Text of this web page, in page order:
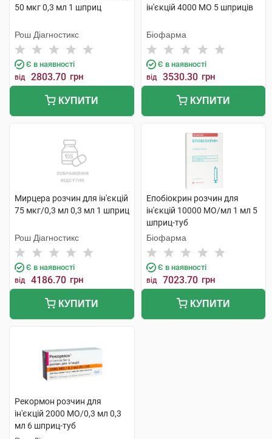
50 мкг 0,3 мл 1 шприц
Рош Діагностикс
Є в наявності
від 2803.70 грн
КУПИТИ
ін'єкцій 4000 МО 5 шприців
Біофарма
Є в наявності
від 3530.30 грн
КУПИТИ
Мирцера розчин для ін'єкцій
75 мкг/0,3 мл 0,3 мл 1 шприц
Рош Діагностикс
Є в наявності
від 4186.70 грн
КУПИТИ
Епобіокрин розчин для
ін'єкцій 10000 МО/мл 1 мл 5
шприц-туб
Біофарма
Є в наявності
від 7023.70 грн
КУПИТИ
Рекормон розчин для
ін'єкцій 2000 МО/0,3 мл 0,3
мл 6 шприц-туб